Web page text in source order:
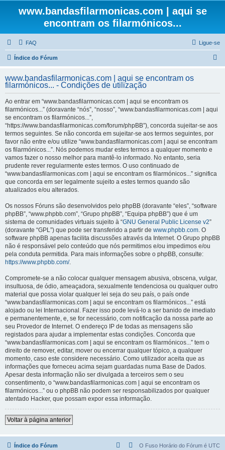
www.bandasfilarmonicas.com | aqui se
encontram os filarmónicos...
FAQ Ligue-se
Índice do Fórum
q
www.bandasfilarmonicas.com | aqui se encontram os
filarmónicos... - Condições de utilização
Ao entrar em “www.bandasfilarmonicas.com | aqui se encontram os
filarmónicos...” (doravante “nós”, “nosso”, “www.bandasfilarmonicas.com | aqui
se encontram os filarmónicos...”,
“https://www.bandasfilarmonicas.com/forum/phpBB”), concorda sujeitar-se aos
termos seguintes. Se não concorda em sujeitar-se aos termos seguintes, por
favor não entre e/ou utilize “www.bandasfilarmonicas.com | aqui se encontram
os filarmónicos...”. Nós podemos mudar estes termos a qualquer momento e
vamos fazer o nosso melhor para mantê-lo informado. No entanto, seria
prudente rever regularmente estes termos. O uso continuado de
“www.bandasfilarmonicas.com | aqui se encontram os filarmónicos...” significa
que concorda em ser legalmente sujeito a estes termos quando são
atualizados e/ou alterados.
Os nossos Fóruns são desenvolvidos pelo phpBB (doravante “eles”, “software
phpBB”, “www.phpbb.com”, “Grupo phpBB”, “Equipa phpBB”) que é um
sistema de comunidades virtuais sujeito à “GNU General Public License v2”
(doravante “GPL”) que pode ser transferido a partir de www.phpbb.com. O
software phpBB apenas facilita discussões através da Internet. O Grupo phpBB
não é responsável pelo conteúdo que nós permitimos e/ou impedimos e/ou
pela conduta permitida. Para mais informações sobre o phpBB, consulte:
https://www.phpbb.com/.
Compromete-se a não colocar qualquer mensagem abusiva, obscena, vulgar,
insultuosa, de ódio, ameaçadora, sexualmente tendenciosa ou qualquer outro
material que possa violar qualquer lei seja do seu país, o país onde
“www.bandasfilarmonicas.com | aqui se encontram os filarmónicos...” está
alojado ou lei Internacional. Fazer isso pode levá-lo a ser banido de imediato
e permanentemente, e, se for necessário, com notificação da nossa parte ao
seu Provedor de Internet. O endereço IP de todas as mensagens são
registados para ajudar a implementar estas condições. Concorda que
“www.bandasfilarmonicas.com | aqui se encontram os filarmónicos...” tem o
direito de remover, editar, mover ou encerrar qualquer tópico, a qualquer
momento, caso este considere necessário. Como utilizador aceita que as
informações que forneceu acima sejam guardadas numa Base de Dados.
Apesar desta informação não ser divulgada a terceiros sem o seu
consentimento, o “www.bandasfilarmonicas.com | aqui se encontram os
filarmónicos...” ou o phpBB não podem ser responsabilizados por qualquer
atentado Hacker, que possam expor essa informação.
Voltar à página anterior
Índice do Fórum O Fuso Horário do Fórum é UTC